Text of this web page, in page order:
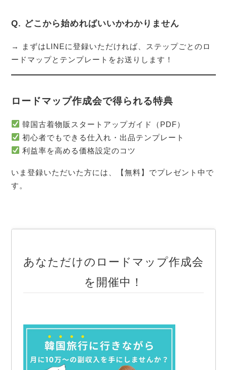
Q. どこから始めればいいかわかりません
→ まずはLINEに登録いただければ、ステップごとのロ
ードマップとテンプレートをお送りします！
ロードマップ作成会で得られる特典
韓国古着物販スタートアップガイド（PDF）
初心者でもできる仕入れ・出品テンプレート
利益率を高める価格設定のコツ
いま登録いただいた方には、【無料】でプレゼント中で
す。
あなただけのロードマップ作成会
を開催中！